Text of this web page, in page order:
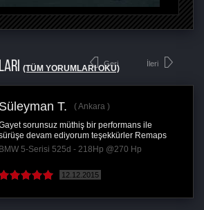
(TÜM YORUMLARI OKU)
Geri
Süleyman T.
Ankara
sorunsuz müthiş bir performans ile
devam ediyorum teşekkürler Remaps
BMW 5-Serisi 525d - 218Hp @270 Hp
12.12.2015
İleri